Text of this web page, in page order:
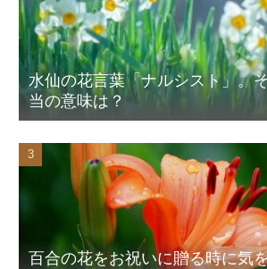
水仙の花言葉「ナルシスト」。
当の意味は？
百合の花をお祝いに贈る時に気